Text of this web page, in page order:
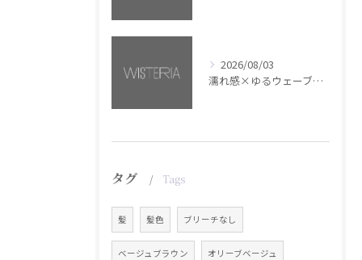
2026/08/03
濡れ感×ゆるウェーブミディアム【銀座・美容室WISTERIA】
タグ Tags
髪 髪色 ブリーチなし
ベージュブラウン オリーブベージュ